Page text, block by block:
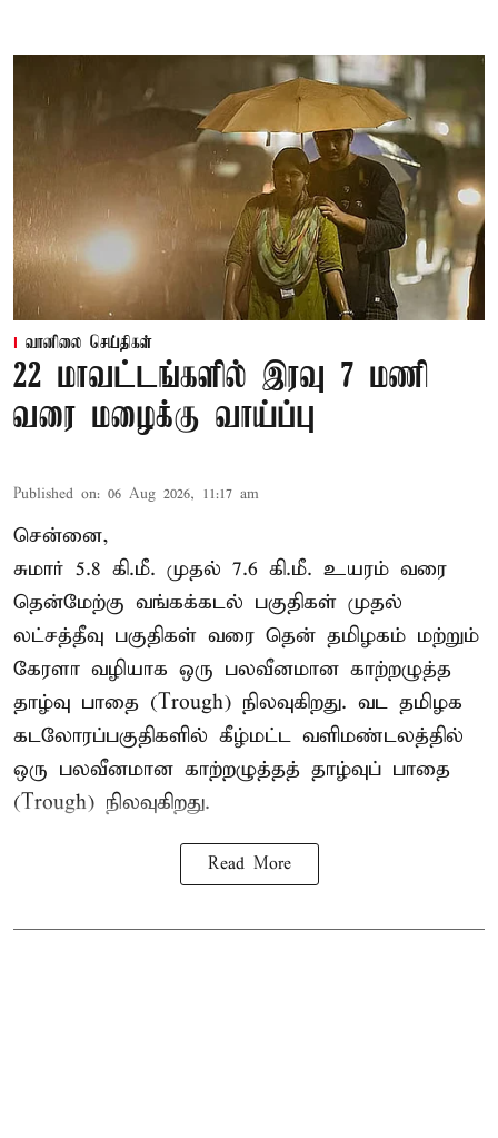
வானிலை செய்திகள்
22 மாவட்டங்களில் இரவு 7 மணி
வரை மழைக்கு வாய்ப்பு
Published on: 06 Aug 2026, 11:17 am
சென்னை,
சுமார் 5.8 கி.மீ. முதல் 7.6 கி.மீ. உயரம் வரை
தென்மேற்கு வங்கக்கடல் பகுதிகள் முதல்
லட்சத்தீவு பகுதிகள் வரை தென் தமிழகம் மற்றும்
கேரளா வழியாக ஒரு பலவீனமான காற்றழுத்த
தாழ்வு பாதை (Trough) நிலவுகிறது. வட தமிழக
கடலோரப்பகுதிகளில் கீழ்மட்ட வளிமண்டலத்தில்
ஒரு பலவீனமான காற்றழுத்தத் தாழ்வுப் பாதை
(Trough) நிலவுகிறது.
Read More